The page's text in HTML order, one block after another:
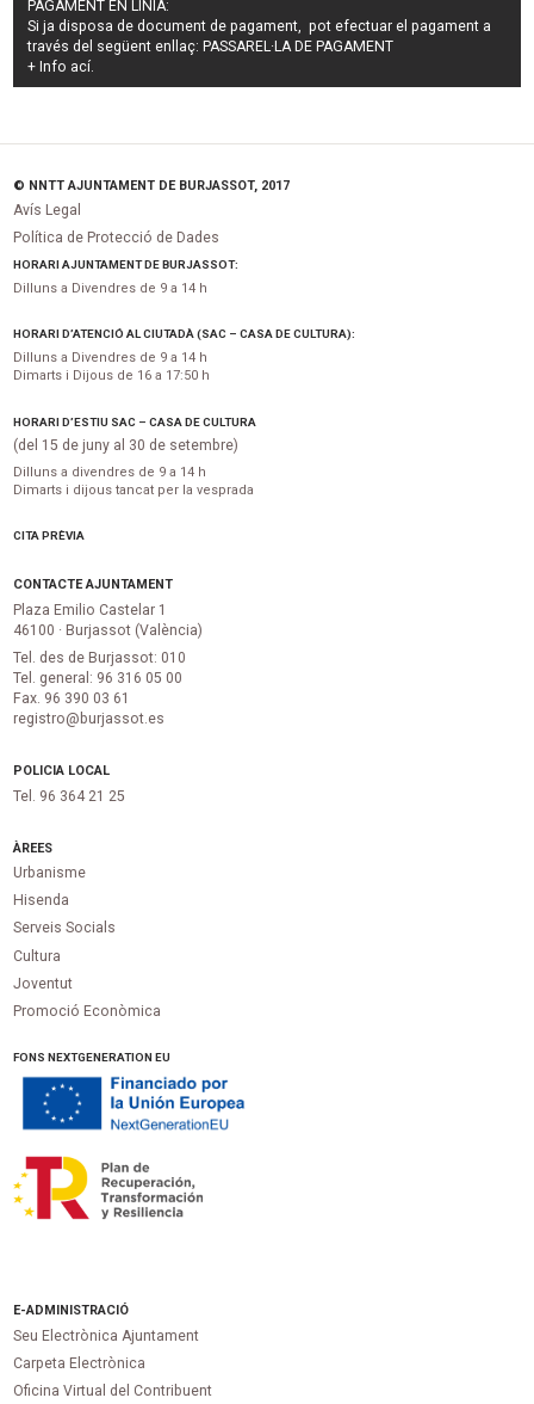
PAGAMENT EN LÍNIA:
Si ja disposa de document de pagament, pot efectuar el pagament a
través del següent enllaç: PASSAREL·LA DE PAGAMENT
+ Info ací.
© NNTT AJUNTAMENT DE BURJASSOT, 2017
Avís Legal
Política de Protecció de Dades
HORARI AJUNTAMENT DE BURJASSOT:
Dilluns a Divendres de 9 a 14 h
HORARI D’ATENCIÓ AL CIUTADÀ (SAC – CASA DE CULTURA):
Dilluns a Divendres de 9 a 14 h
Dimarts i Dijous de 16 a 17:50 h
HORARI D’ESTIU SAC – CASA DE CULTURA
(del 15 de juny al 30 de setembre)
Dilluns a divendres de 9 a 14 h
Dimarts i dijous tancat per la vesprada
CITA PRÈVIA
CONTACTE AJUNTAMENT
Plaza Emilio Castelar 1
46100 · Burjassot (València)
Tel. des de Burjassot: 010
Tel. general: 96 316 05 00
Fax. 96 390 03 61
registro@burjassot.es
POLICIA LOCAL
Tel. 96 364 21 25
ÀREES
Urbanisme
Hisenda
Serveis Socials
Cultura
Joventut
Promoció Econòmica
FONS NEXTGENERATION EU
E-ADMINISTRACIÓ
Seu Electrònica Ajuntament
Carpeta Electrònica
Oficina Virtual del Contribuent